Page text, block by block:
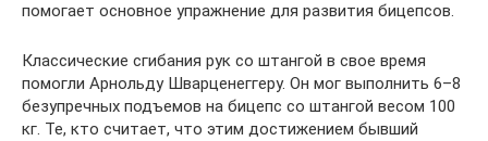
помогает основное упражнение для развития бицепсов.
Классические сгибания рук со штангой в свое время
помогли Арнольду Шварценеггеру. Он мог выполнить 6–8
безупречных подъемов на бицепс со штангой весом 100
кг. Те, кто считает, что этим достижением бывший